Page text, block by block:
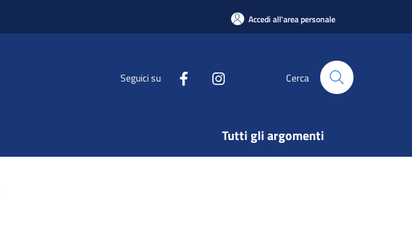
Accedi all'area personale
Seguici su Cerca
Tutti gli argomenti